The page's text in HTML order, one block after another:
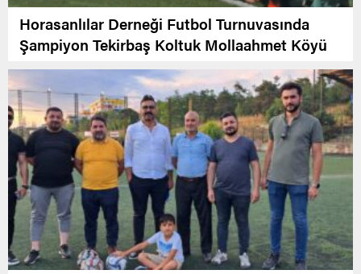
Horasanlılar Derneği Futbol Turnuvasında
Şampiyon Tekirbaş Koltuk Mollaahmet Köyü